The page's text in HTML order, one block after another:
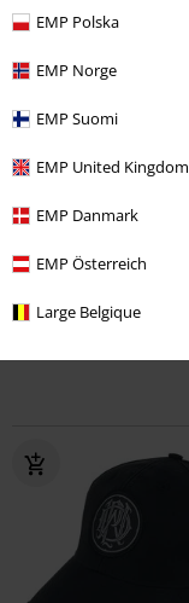
EMP Polska
EMP Norge
EMP Suomi
EMP United Kingdom
EMP Danmark
EMP Österreich
Large Belgique
Niños
19,99 €
Kids - Trooper
Body